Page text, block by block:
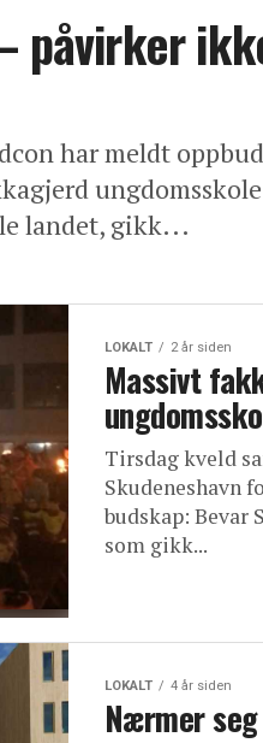
påvirker
har meldt
landet, gikk...
LOKALT 2 år siden
Massivt
Tirsdag kveld
Skudeneshavn
budskap: Bevar
som gikk...
LOKALT 4 år siden
Nærmer